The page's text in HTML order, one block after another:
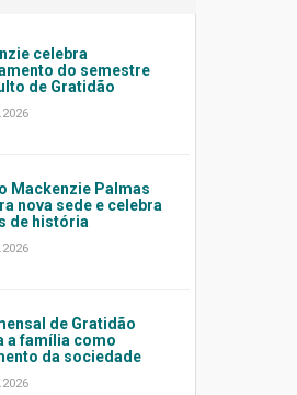
celebra
do semestre
de Gratidão
Mackenzie Palmas
nova sede e celebra
de história
de Gratidão
a família como
da sociedade